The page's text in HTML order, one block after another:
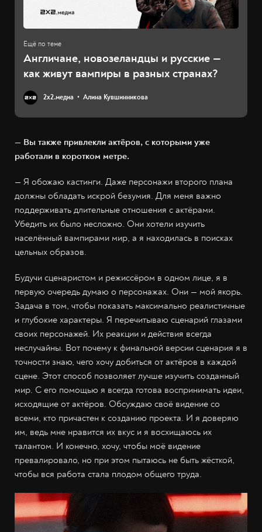
Англичане, новозеландцы и русские —
как живут вампиры в разных странах?
2х2.медиа Алина Кувшинникова
— Вы также привлекли актёров, с которыми уже
работали в коротком метре.
— Я обожаю кастинги. Даже персонажи второго плана
должны обладать искрой безумия. Для меня важно
поддерживать длительные отношения с актёрами.
Убедить их было несложно. Они хотели изучить
населённый вампирами мир, а я находилась в поисках
цельных образов.
Будучи сценаристом и режиссёром в одном лице, я в
первую очередь думаю о персонажах. Они — мой якорь.
Задача в том, чтобы показать максимально реалистичные
и глубокие характеры. Я перечитываю сценарий глазами
своих персонажей. Их реакции и действия всегда
неслучайны. Вот почему к финальной версии сценария я в
точности знаю, чего хочу добиться от актёров в каждой
сцене. Этот способ позволяет лучше изучить созданный
мир. С его помощью я всегда готова воспринимать идеи,
исходящие от актёров. Обсуждаю своё видение со
всеми, кто причастен к созданию проекта. И я доверяю
им, ведь мне нравится их вкус и я восхищаюсь их
талантом. И конечно, хочу, чтобы моё видение
превалировало, но при этом пытаюсь не быть жёсткой,
чтобы вся работа стала плодом общего труда.